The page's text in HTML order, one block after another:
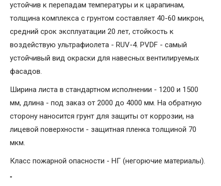
устойчив к перепадам температуры и к царапинам,
толщина комплекса с грунтом составляет 40-60 микрон,
средний срок эксплуатации 20 лет, стойкость к
воздействую ультрафиолета - RUV-4. PVDF - самый
устойчивый вид окраски для навесных вентилируемых
фасадов.
Ширина листа в стандартном исполнении - 1200 и 1500
мм, длина - под заказ от 2000 до 4000 мм. На обратную
сторону наносится грунт для защиты от коррозии, на
лицевой поверхности - защитная пленка толщиной 70
мкм.
Класс пожарной опасности - НГ (негорючие материалы).
"